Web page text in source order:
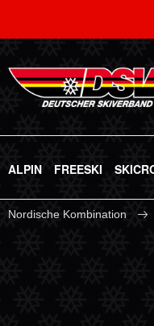
ALPIN FREESKI
Nordische Kombination